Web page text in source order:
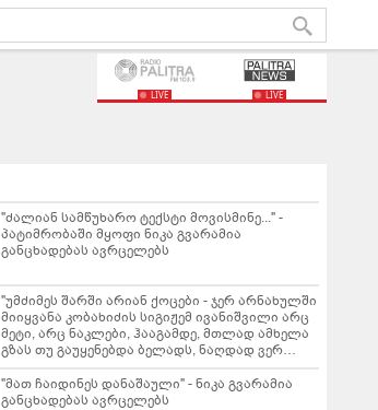
LIVE LIVE
"ძალიან სამწუხარო ტექსტი მოვისმინე..." -
პატიმრობაში მყოფი ნიკა გვარამია
განცხადებას ავრცელებს
"უმძიმეს შარში არიან ქოცები - ჯერ არნახულში
მიიყვანა კობახიძის სიგიჟემ ივანიშვილი არც
მეტი, არც ნაკლები, ჰააგამდე, მთლად ამხელა
გზას თუ გაუყენებდა ბელადს, ნაღდად ვერ
ვიფიქრებდი" - ნიკა გვარამია ციხიდან წერილს
ავრცელებს
"მათ ჩაიდინეს დანაშაული" - ნიკა გვარამია
განცხადებას ავრცელებს